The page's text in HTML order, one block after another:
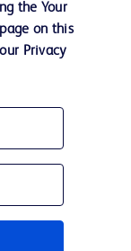
trademarks of
are the property of
the Your
on this
Privacy